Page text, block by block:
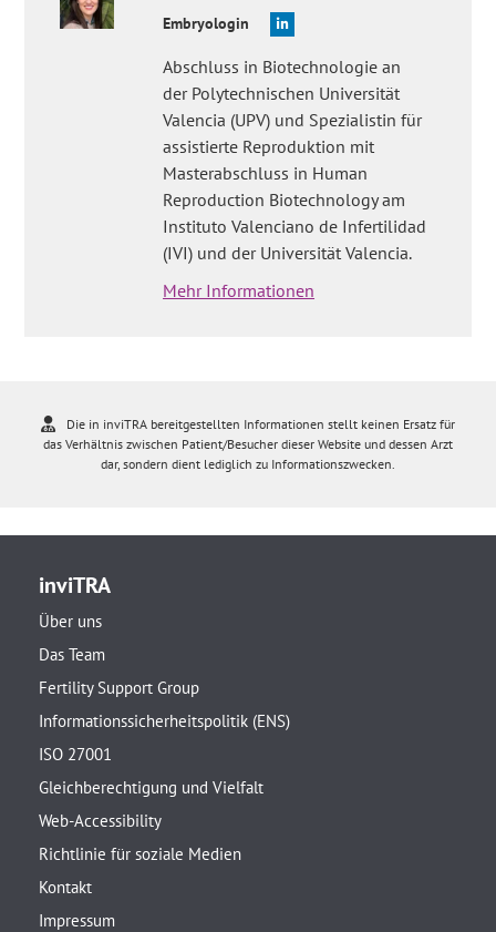
Embryologin
Abschluss in Biotechnologie an
der Polytechnischen Universität
Valencia (UPV) und Spezialistin für
assistierte Reproduktion mit
Masterabschluss in Human
Reproduction Biotechnology am
Instituto Valenciano de Infertilidad
(IVI) und der Universität Valencia.
Mehr Informationen
Die in inviTRA bereitgestellten Informationen stellt keinen Ersatz für
das Verhältnis zwischen Patient/Besucher dieser Website und dessen Arzt
dar, sondern dient lediglich zu Informationszwecken.
inviTRA
Über uns
Das Team
Fertility Support Group
Informationssicherheitspolitik (ENS)
ISO 27001
Gleichberechtigung und Vielfalt
Web-Accessibility
Richtlinie für soziale Medien
Kontakt
Impressum